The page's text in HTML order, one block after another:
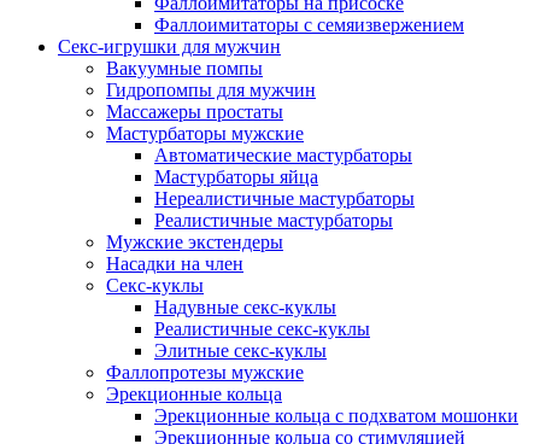
Фаллоимитаторы с семяизвержением
Секс-игрушки для мужчин
Вакуумные помпы
Гидропомпы для мужчин
Массажеры простаты
Мастурбаторы мужские
Автоматические мастурбаторы
Мастурбаторы яйца
Нереалистичные мастурбаторы
Реалистичные мастурбаторы
Мужские экстендеры
Насадки на член
Секс-куклы
Надувные секс-куклы
Реалистичные секс-куклы
Элитные секс-куклы
Фаллопротезы мужские
Эрекционные кольца
Эрекционные кольца с подхватом мошонки
Эрекционные кольца со стимуляцией